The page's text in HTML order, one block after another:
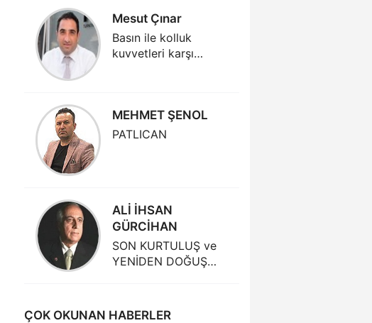
Mesut Çınar
Basın ile kolluk
kuvvetleri karşı
MEHMET ŞENOL
PATLICAN
ALİ İHSAN
GÜRCİHAN
SON KURTULUŞ ve
YENİDEN DOĞUŞ…
ÇOK OKUNAN HABERLER